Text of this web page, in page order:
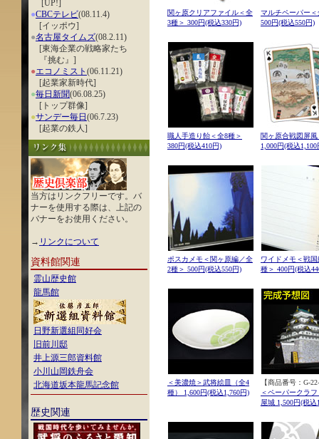
[UP!]
●CBCテレビ(08.11.4)
[イッポウ]
●名古屋タイムズ(08.2.11)
[東海企業の戦略家たち
『挑む』]
●エコノミスト (06.11.21)
[起業家新時代]
●毎日新聞(06.08.25)
[トップ群像]
●サンデー毎日 (06.7.23)
[起業の鉄人]
当方はリンクフリーです。バ
ナーを使用する際は、上記の
バナーをお使用ください。
→ リンクについて
資料館関連
霊山歴史館
龍馬館
日野新選組同好会
旧前川邸
井上源三郎資料館
小川山岡鉄舟会
北海道坂本龍馬記念館
歴史関連
関ヶ原クリアファイル＜全
3種＞ 300円(税込330円)
マルチペーパー＜
500円(税込550円)
職人手造り飴＜全8種＞
380円(税込410円)
関ヶ原合戦図屏
1,000円(税込1,100
ポスカメモ＜関ヶ原編／全
2種＞ 500円(税込550円)
ワイドメモ＜戦国
種＞ 400円(税込
＜美濃焼＞武将絵皿（全4
種） 1,600円(税込1,760円)
【商品番号：G-
＜ペーパークラ
屋城 1,500円(税込